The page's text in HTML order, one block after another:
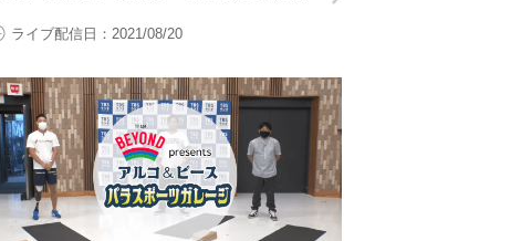
ライブ配信日：2021/08/20